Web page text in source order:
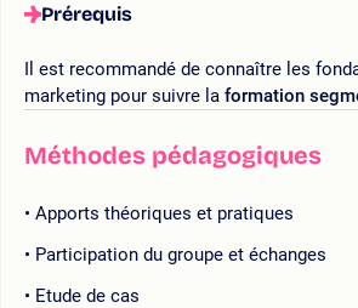
Prérequis
Il est recommandé de connaître les
marketing pour suivre la formation
Méthodes pédagogiques
Apports théoriques et pratiques
Participation du groupe et échanges
Etude de cas